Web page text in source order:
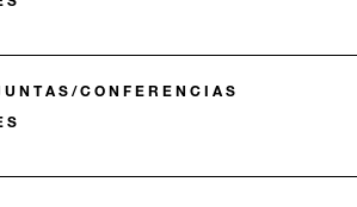
CONFERENCIAS